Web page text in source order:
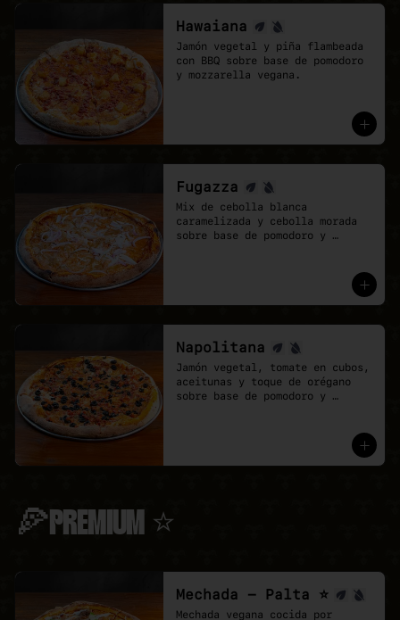
Hawaiana
Jamón vegetal y piña flambeada
con BBQ sobre base de pomodoro
y mozzarella vegana.
Fugazza
Mix de cebolla blanca
caramelizada y cebolla morada
sobre base de pomodoro y
Napolitana
Jamón vegetal, tomate en cubos,
aceitunas y toque de orégano
sobre base de pomodoro y
🍕PREMIUM ⭐
Mechada - Palta ⭐
Mechada vegana cocida por